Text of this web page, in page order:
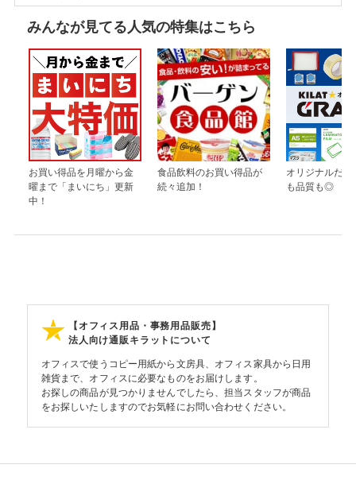
みんなが見てる人気の特集はこちら
お買い得品を月曜から金
曜まで「まいにち」更新
中！
食品飲料のお買い得品が
続々追加！
オリジナルだか
も品質も◎
【オフィス用品・事務用品販売】
法人向け通販キラットについて
オフィスで使うコピー用紙から文房具、オフィス家具から日用
雑貨まで、オフィスに必要なものをお届けします。
お探しの商品が見つかりませんでしたら、担当スタッフが商品
をお探しいたしますのでお気軽にお問い合わせください。